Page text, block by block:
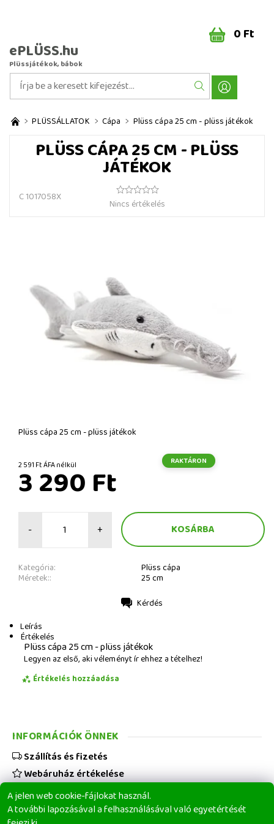
ePLÜSS.hu
Plüssjátékok, bábok
0 Ft
PLÜSSÁLLATOK Cápa Plüss cápa 25 cm - plüss játékok
PLÜSS CÁPA 25 CM - PLÜSS
JÁTÉKOK
C 1017058X
Nincs értékelés
Plüss cápa 25 cm - plüss játékok
2 591 Ft ÁFA nélkül RAKTÁRON
3 290 Ft
- +
Kategória: Plüss cápa
Méretek:: 25 cm
Kérdés
Leírás
Értékelés
Plüss cápa 25 cm - plüss játékok
Legyen az első, aki véleményt ír ehhez a tételhez!
Értékelés hozzáadása
A jelen web cookie-fájlokat használ.
A további lapozásával a felhasználásával való egyetértését
INFORMÁCIÓK ÖNNEK
Szállítás és fizetés
Webáruház értékelése
Viszonteladóknak
Üzleti feltételek